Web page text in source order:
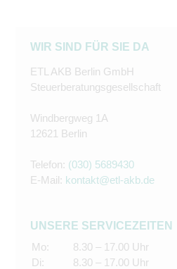
WIR SIND FÜR SIE DA
ETL AKB Berlin GmbH
Steuerberatungsgesellschaft
Windbergweg 1A
12621 Berlin
Telefon: (030) 5689430
E-Mail: kontakt@etl-akb.de
UNSERE SERVICEZEITEN
Mo:
Di:
8.30 – 17.00 Uhr
8.30 – 17.00 Uhr